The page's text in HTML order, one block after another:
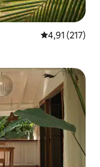
Classificação
4,91 (217)